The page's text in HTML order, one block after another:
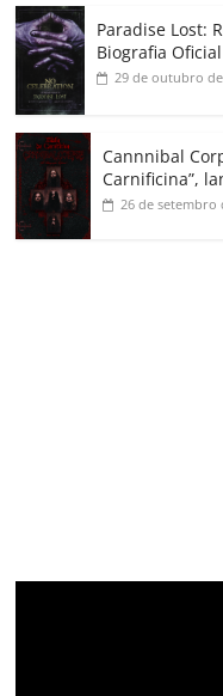
Paradise Lost:
Biografia
29 de outubro de
Cannnibal
Carnificina”,
26 de setembro